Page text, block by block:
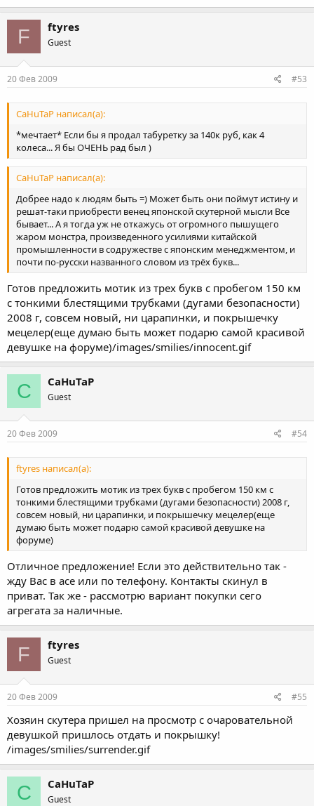
F ftyres
Guest
20 Фев 2009 #53
CaHuTaP написал(а):
*мечтает* Если бы я продал табуретку за 140к руб, как 4
колеса... Я бы ОЧЕНЬ рад был )
CaHuTaP написал(а):
Добрее надо к людям быть =) Может быть они поймут истину и
решат-таки приобрести венец японской скутерной мысли Все
бывает... А я тогда уж не откажусь от огромного пышущего
жаром монстра, произведенного усилиями китайской
промышленности в содружестве с японским менеджментом, и
почти по-русски названного словом из трёх букв...
Готов предложить мотик из трех букв с пробегом 150 км
с тонкими блестящими трубками (дугами безопасности)
2008 г, совсем новый, ни царапинки, и покрышечку
мецелер(еще думаю быть может подарю самой красивой
девушке на форуме)/images/smilies/innocent.gif
C CaHuTaP
Guest
20 Фев 2009 #54
ftyres написал(а):
Готов предложить мотик из трех букв с пробегом 150 км с
тонкими блестящими трубками (дугами безопасности) 2008 г,
совсем новый, ни царапинки, и покрышечку мецелер(еще
думаю быть может подарю самой красивой девушке на
форуме)
Отличное предложение! Если это действительно так -
жду Вас в асе или по телефону. Контакты скинул в
приват. Так же - рассмотрю вариант покупки сего
агрегата за наличные.
F ftyres
Guest
20 Фев 2009 #55
Хозяин скутера пришел на просмотр с очаровательной
девушкой пришлось отдать и покрышку!
/images/smilies/surrender.gif
C CaHuTaP
Guest